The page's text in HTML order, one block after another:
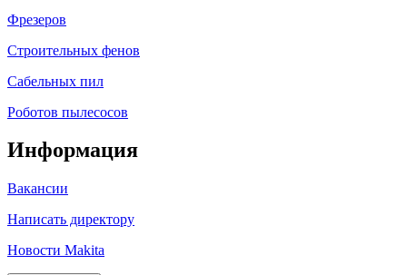
Фрезеров
Строительных фенов
Сабельных пил
Роботов пылесосов
Информация
Вакансии
Написать директору
Новости Makita